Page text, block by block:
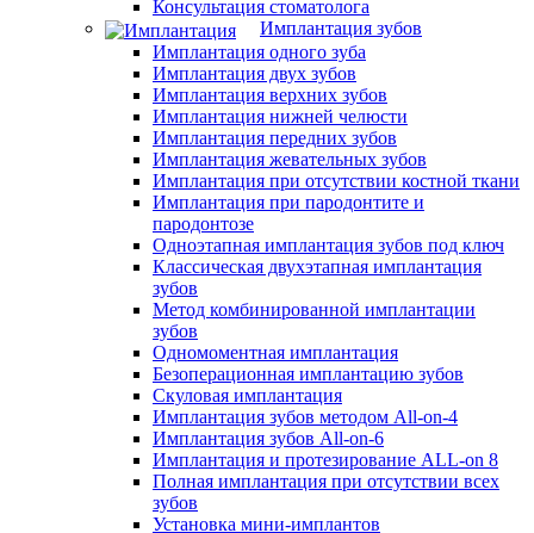
Консультация стоматолога
Имплантация зубов
Имплантация одного зуба
Имплантация двух зубов
Имплантация верхних зубов
Имплантация нижней челюсти
Имплантация передних зубов
Имплантация жевательных зубов
Имплантация при отсутствии костной ткани
Имплантация при пародонтите и
пародонтозе
Одноэтапная имплантация зубов под ключ
Классическая двухэтапная имплантация
зубов
Метод комбинированной имплантации
зубов
Одномоментная имплантация
Безоперационная имплантацию зубов
Скуловая имплантация
Имплантация зубов методом All-on-4
Имплантация зубов All-on-6
Имплантация и протезирование ALL-on 8
Полная имплантация при отсутствии всех
зубов
Установка мини-имплантов